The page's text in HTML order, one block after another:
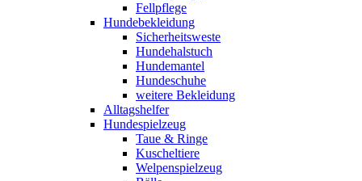
Fellpflege
Hundebekleidung
Sicherheitsweste
Hundehalstuch
Hundemantel
Hundeschuhe
weitere Bekleidung
Alltagshelfer
Hundespielzeug
Taue & Ringe
Kuscheltiere
Welpenspielzeug